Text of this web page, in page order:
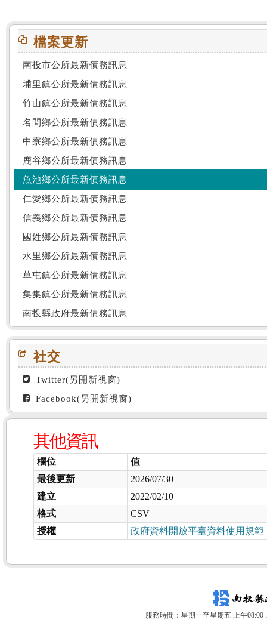
:::
檔案更新
南投市公所最新債務訊息
埔里鎮公所最新債務訊息
竹山鎮公所最新債務訊息
名間鄉公所最新債務訊息
中寮鄉公所最新債務訊息
鹿谷鄉公所最新債務訊息
魚池鄉公所最新債務訊息
仁愛鄉公所最新債務訊息
信義鄉公所最新債務訊息
國姓鄉公所最新債務訊息
水里鄉公所最新債務訊息
草屯鎮公所最新債務訊息
集集鎮公所最新債務訊息
南投縣政府最新債務訊息
社交
Twitter(另開新視窗)
Facebook(另開新視窗)
其他資訊
欄位
值
最後更新
2026/07/30
建立
2022/02/10
格式
CSV
授權
政府資料開放平臺資料使用規範
服務時間：星期一至星期五 上午